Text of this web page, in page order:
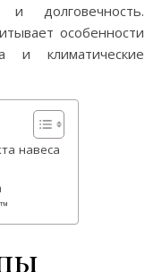
и долговечность.
особенности
и климатические
навеса